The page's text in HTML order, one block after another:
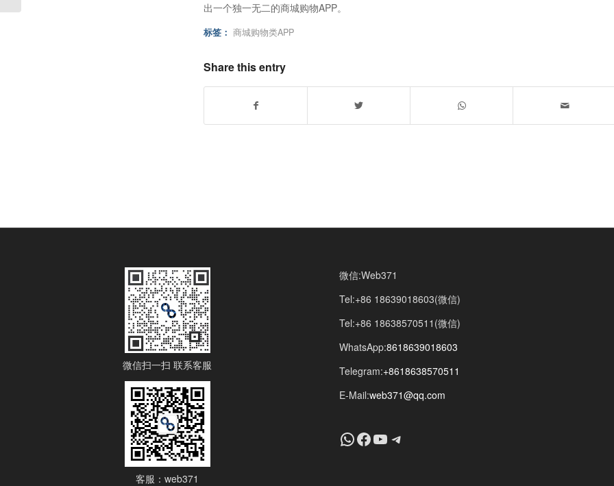
出一个独一无二的商城购物APP。
标签： 商城购物类APP
Share this entry
微信扫一扫 联系客服
客服：web371
微信:Web371
Tel:+86 18639018603(微信)
Tel:+86 18638570511(微信)
WhatsApp:8618639018603
Telegram:+8618638570511
E-Mail:web371@qq.com
+8618639018603
Facebook
YouTube
Telegram